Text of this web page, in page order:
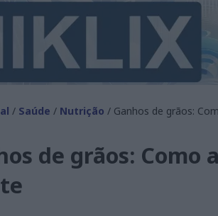
/ Saúde / Nutrição / Ganhos de grãos:
de grãos: Como